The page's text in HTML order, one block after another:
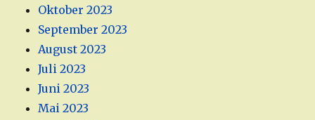
Oktober 2023
September 2023
August 2023
Juli 2023
Juni 2023
Mai 2023